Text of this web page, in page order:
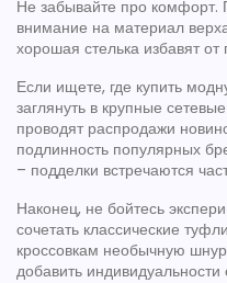
Не забывайте про комфорт.
внимание на материал
хорошая стелька избавят от
Если ищете, где купить
заглянуть в крупные
проводят распродажи
подлинность популярных
– подделки встречаются
Наконец, не бойтесь
сочетать классические
кроссовкам необычную
добавить